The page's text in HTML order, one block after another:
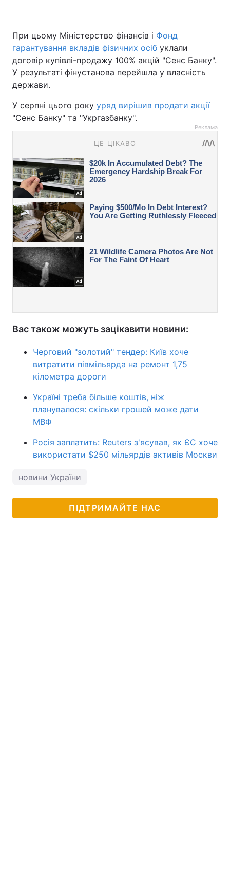
При цьому Міністерство фінансів і Фонд
гарантування вкладів фізичних осіб уклали
договір купівлі-продажу 100% акцій "Сенс Банку".
У результаті фінустанова перейшла у власність
держави.
У серпні цього року уряд вирішив продати акції
"Сенс Банку" та "Укргазбанку".
Реклама
Вас також можуть зацікавити новини:
Черговий "золотий" тендер: Київ хоче
витратити півмільярда на ремонт 1,75
кілометра дороги
Україні треба більше коштів, ніж
планувалося: скільки грошей може дати
МВФ
Росія заплатить: Reuters з'ясував, як ЄС хоче
використати $250 мільярдів активів Москви
новини України
ПІДТРИМАЙТЕ НАС